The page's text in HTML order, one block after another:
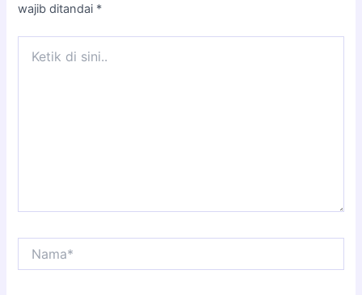
wajib ditandai *